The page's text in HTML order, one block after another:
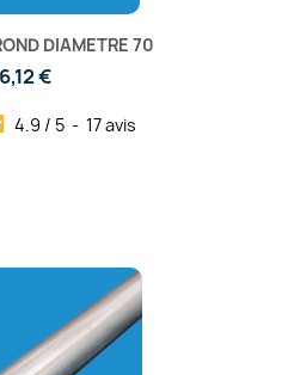
DIAMETRE 70
€
4.9 / 5 - 17avis